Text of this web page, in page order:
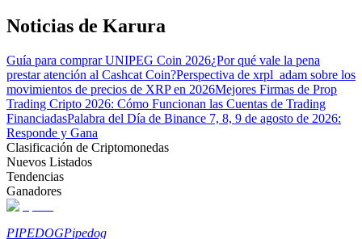
Estrategias comerciales
Aprenda cómo mantenerse rentable
Noticias de Karura
Guía para comprar UNIPEG Coin 2026¿Por qué vale la pena
prestar atención al Cashcat Coin?Perspectiva de xrpl_adam sobre los
movimientos de precios de XRP en 2026Mejores Firmas de Prop
Trading Cripto 2026: Cómo Funcionan las Cuentas de Trading
FinanciadasPalabra del Día de Binance 7, 8, 9 de agosto de 2026:
Responde y Gana
Clasificación de Criptomonedas
Nuevos Listados
Tendencias
Ganadores
PIPEDOGPipedog